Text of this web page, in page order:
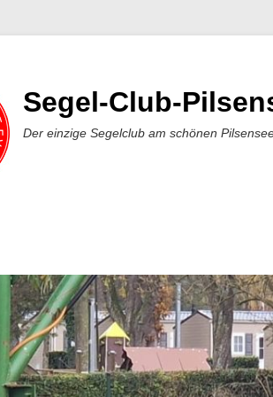
Segel-Club-
Der einzige Segelclub am schönen